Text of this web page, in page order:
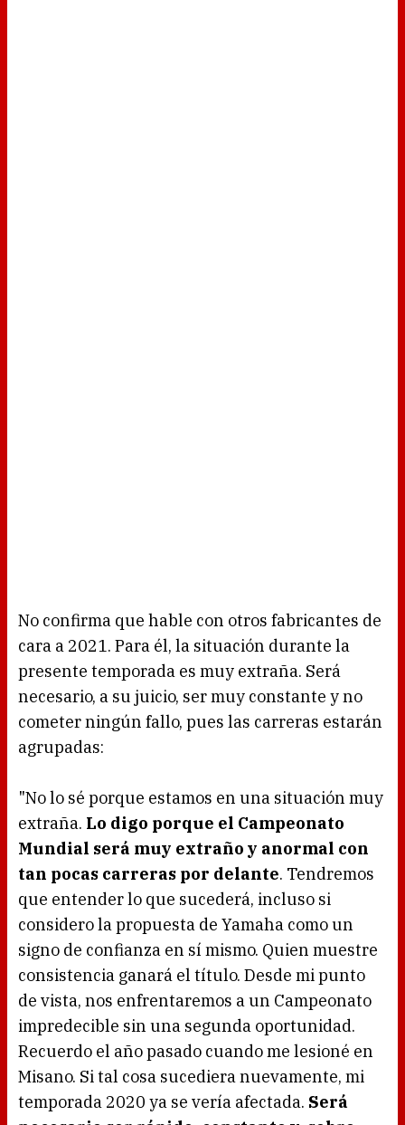
No confirma que hable con otros fabricantes de
cara a 2021. Para él, la situación durante la
presente temporada es muy extraña. Será
necesario, a su juicio, ser muy constante y no
cometer ningún fallo, pues las carreras estarán
agrupadas:
"No lo sé porque estamos en una situación muy
extraña. Lo digo porque el Campeonato
Mundial será muy extraño y anormal con
tan pocas carreras por delante. Tendremos
que entender lo que sucederá, incluso si
considero la propuesta de Yamaha como un
signo de confianza en sí mismo. Quien muestre
consistencia ganará el título. Desde mi punto
de vista, nos enfrentaremos a un Campeonato
impredecible sin una segunda oportunidad.
Recuerdo el año pasado cuando me lesioné en
Misano. Si tal cosa sucediera nuevamente, mi
temporada 2020 ya se vería afectada. Será